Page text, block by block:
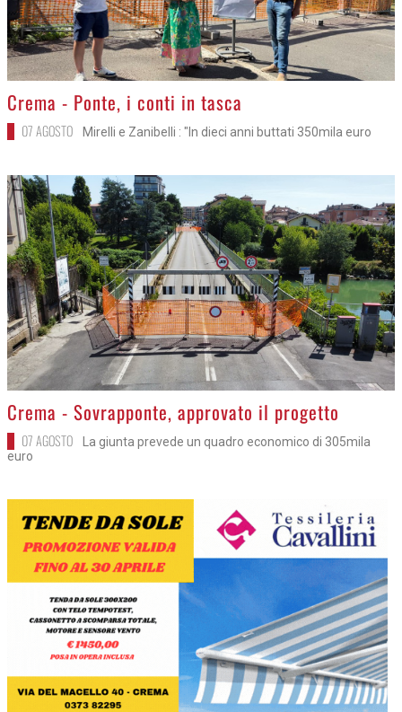
>
Crema - Ponte, i conti in tasca
07 AGOSTO Mirelli e Zanibelli : "In dieci anni buttati 350mila euro
>
Crema - Sovrapponte, approvato il progetto
07 AGOSTO
La giunta prevede un quadro economico di 305mila
euro